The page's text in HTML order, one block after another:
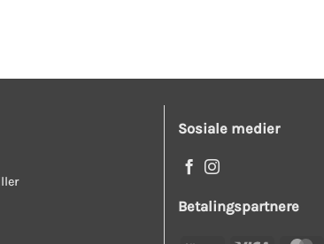
Sosiale medier
Betalingspartnere